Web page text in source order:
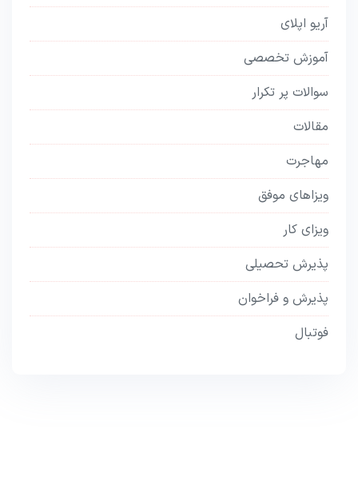
آریو اپلای
آموزش تخصصی
سوالات پر تکرار
مقالات
مهاجرت
ویزاهای موفق
ویزای کار
پذیرش تحصیلی
پذیرش و فراخوان
فوتبال